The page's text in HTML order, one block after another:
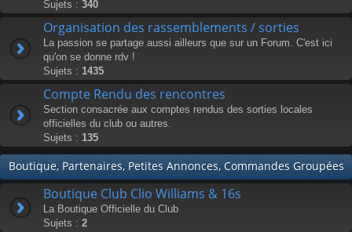
Sujets : 340
Organisation des rassemblements / sorties
La passion se partage aussi ailleurs que sur un Forum. C'est ici
qu'on se donne rdv !
Sujets : 1435
Compte Rendu des rencontres
Section consacrée aux comptes rendus des sorties locales
officielles du club ou autres.
Sujets : 135
Boutique, Partenaires, Petites Annonces, Commandes Groupées
Boutique Club Clio Williams & 16s
La Boutique Officielle du Club
Sujets : 2